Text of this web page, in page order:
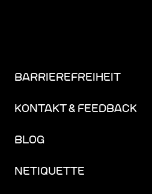
BARRIEREFREIHEIT
KONTAKT & FEEDBACK
BLOG
NETIQUETTE